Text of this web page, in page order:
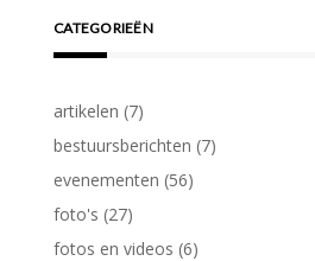
CATEGORIEËN
artikelen (7)
bestuursberichten (7)
evenementen (56)
foto's (27)
fotos en videos (6)